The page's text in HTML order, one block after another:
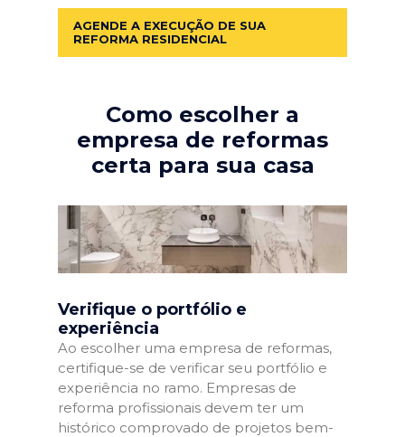
AGENDE A EXECUÇÃO DE SUA
REFORMA RESIDENCIAL
Como escolher a
empresa de reformas
certa para sua casa
Verifique o portfólio e
experiência
Ao escolher uma empresa de reformas,
certifique-se de verificar seu portfólio e
experiência no ramo. Empresas de
reforma profissionais devem ter um
histórico comprovado de projetos bem-